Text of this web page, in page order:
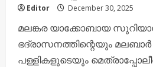
Editor December 30, 2025
മലങ്കര യാക്കോബായ
ഭദ്രാസനത്തിന്റെയും
പള്ളികളുടെയും